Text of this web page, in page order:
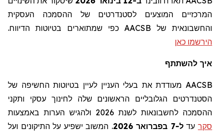
המרכזיים המוצעים לסטנדרטים של ההסמכה העסקית
והחשבונאית של AACSB
כפי שמתוארים בטיוטות הדיווח.
הירשמו כאן
איך להשתתף
AACSB מעודדת את בעלי העניין לעיין בטיוטות החשיפה של
הסטנדרטים הגלובליים הראשונים שלה לחינוך עסקי ותקני
ההסמכה לחשבונאות לשנת 2026 ולהגיש הערות באמצעות
סקרעדל-7 בפברואר 2026 . המשוב ישפיע על התיקונים ועל